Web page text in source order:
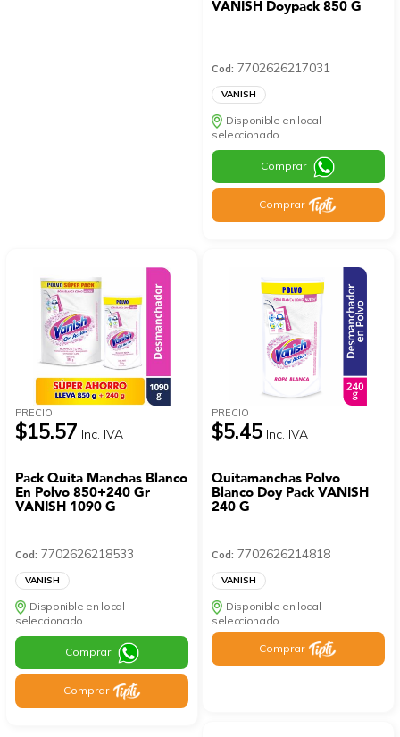
VANISH Doypack 850 G
Cod: 7702626217031
VANISH
Disponible en local
seleccionado
Comprar
Comprar
PRECIO
$15.57 Inc. IVA
Pack Quita Manchas Blanco
En Polvo 850+240 Gr
VANISH 1090 G
Cod: 7702626218533
VANISH
Disponible en local
seleccionado
Comprar
Comprar
PRECIO
$5.45 Inc. IVA
Quitamanchas Polvo
Blanco Doy Pack VANISH
240 G
Cod: 7702626214818
VANISH
Disponible en local
seleccionado
Comprar